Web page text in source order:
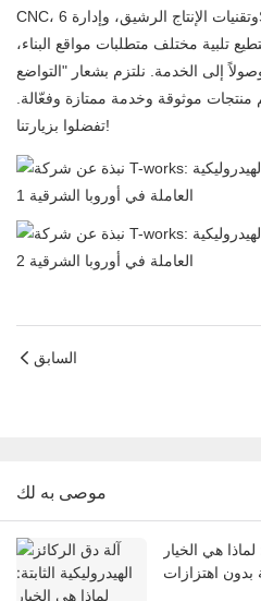
CNC، وتقنيات الإنتاج الرشيق، وإدارة 6S، فضلاً عن فريق عالمي للتسويق
تلبية مختلف متطلبات مواقع البناء،
إلى الخدمة. نلتزم بشعار "التواضع
منتجات موثوقة وخدمة ممتازة وفعّالة.
تفضلوا بزيارتنا!
السابق
موصى به لك
لماذا هي الخيار
بدون اهتزازات